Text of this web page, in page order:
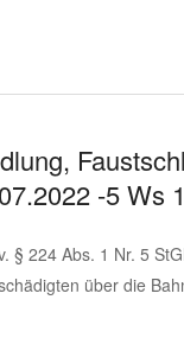
-5 Ws
§ 224 Abs. 1 Nr. 5
über die